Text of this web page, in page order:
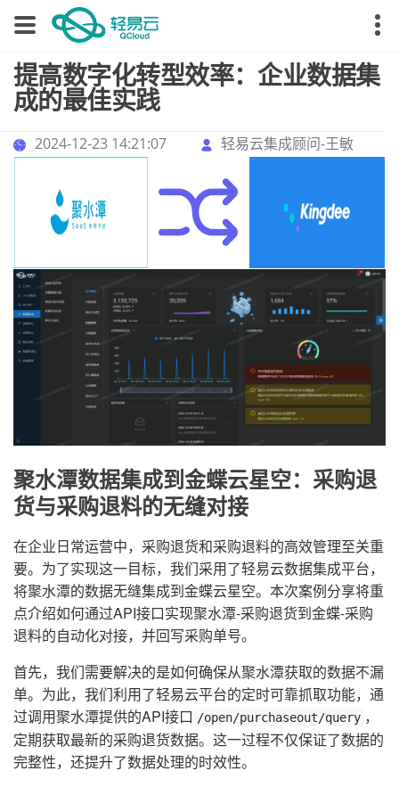
提高数字化转型效率：企业数据集
成的最佳实践
2024-12-23 14:21:07 轻易云集成顾问-王敏
聚水潭数据集成到金蝶云星空：采购退
货与采购退料的无缝对接
在企业日常运营中，采购退货和采购退料的高效管理至关重
要。为了实现这一目标，我们采用了轻易云数据集成平台，
将聚水潭的数据无缝集成到金蝶云星空。本次案例分享将重
点介绍如何通过API接口实现聚水潭-采购退货到金蝶-采购
退料的自动化对接，并回写采购单号。
首先，我们需要解决的是如何确保从聚水潭获取的数据不漏
单。为此，我们利用了轻易云平台的定时可靠抓取功能，通
过调用聚水潭提供的API接口 /open/purchaseout/query ，
定期获取最新的采购退货数据。这一过程不仅保证了数据的
完整性，还提升了数据处理的时效性。